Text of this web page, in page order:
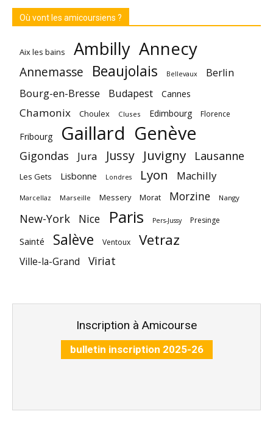
Où vont les amicoursiens ?
Aix les bains Ambilly Annecy
Annemasse Beaujolais Bellevaux Berlin
Bourg-en-Bresse Budapest Cannes
Chamonix Choulex Cluses Edimbourg Florence
Fribourg Gaillard Genève
Gigondas Jura Jussy Juvigny Lausanne
Les Gets Lisbonne Londres Lyon Machilly
Marcellaz Marseille Messery Morat Morzine Nangy
New-York Nice Paris Pers-Jussy Presinge
Sainté Salève Ventoux Vetraz
Ville-la-Grand Viriat
Inscription à Amicourse
bulletin inscription 2025-26